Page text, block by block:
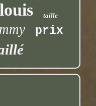
louis taille
prix